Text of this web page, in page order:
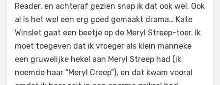
Reader
(2008)
Reader, en achteraf gezien snap ik dat ook wel. Ook
al is het wel een erg goed gemaakt drama… Kate
Winslet gaat een beetje op de Meryl Streep-toer. Ik
moet toegeven dat ik vroeger als klein manneke
een gruwelijke hekel aan Meryl Streep had (ik
noemde haar “Meryl Creep”), en dat kwam vooral